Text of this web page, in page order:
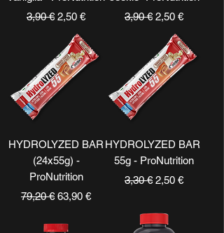
Prezzo regolare
3,90 € Prezzo scontato
2,50 €
Prezzo regolare
3,90 € Prezzo scontato
2,50 €
HYDROLYZED BAR
(24x55g) -
ProNutrition
Prezzo regolare
79,20 € Prezzo scontato
63,90 €
HYDROLYZED BAR
55g - ProNutrition
Prezzo regolare
3,30 € Prezzo scontato
2,50 €